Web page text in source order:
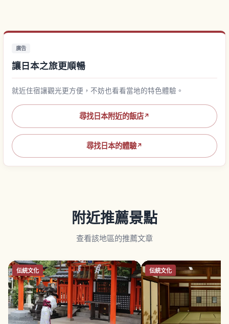
廣告
讓日本之旅更順暢
就近住宿讓觀光更方便，不妨也看看當地的特色體驗。
尋找日本附近的飯店↗
尋找日本的體驗↗
附近推薦景點
查看該地區的推薦文章
伝統文化 伝統文化